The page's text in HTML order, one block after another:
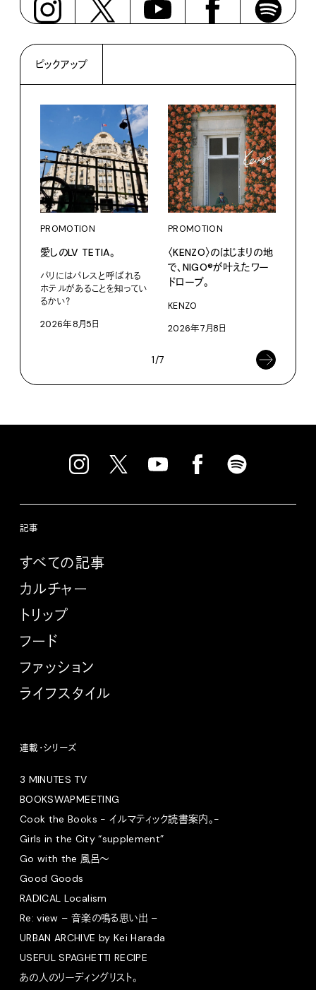
ピックアップ
PROMOTION
愛しのLV TETIA。
パリにはパレスと呼ばれる
ホテルがあることを知ってい
るかい？
2026年8月5日
PROMOTION
〈KENZO〉のはじまりの地
で、NIGO®が叶えたワー
ドローブ。
KENZO
2026年7月8日
1/7
記事
すべての記事
カルチャー
トリップ
フード
ファッション
ライフスタイル
連載・シリーズ
3 MINUTES TV
BOOKSWAPMEETING
Cook the Books - イルマティック読書案内。-
Girls in the City “supplement”
Go with the 風呂〜
Good Goods
RADICAL Localism
Re: view – 音楽の鳴る思い出 –
URBAN ARCHIVE by Kei Harada
USEFUL SPAGHETTI RECIPE
あの人のリーディングリスト。